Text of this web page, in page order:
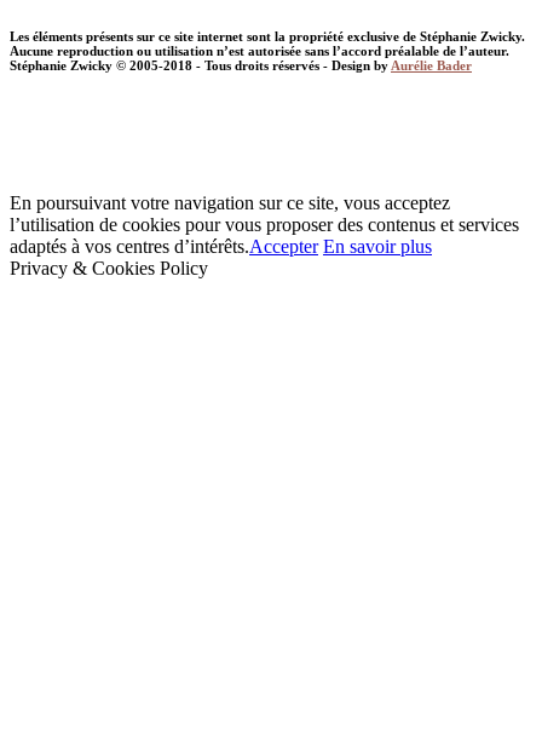
Les éléments présents sur ce site internet sont la propriété exclusive de Stéphanie Zwicky.
Aucune reproduction ou utilisation n’est autorisée sans l’accord préalable de l’auteur.
Stéphanie Zwicky © 2005-2018 - Tous droits réservés - Design by Aurélie Bader
En poursuivant votre navigation sur ce site, vous acceptez
l’utilisation de cookies pour vous proposer des contenus et services
adaptés à vos centres d’intérêts.Accepter En savoir plus
Privacy & Cookies Policy